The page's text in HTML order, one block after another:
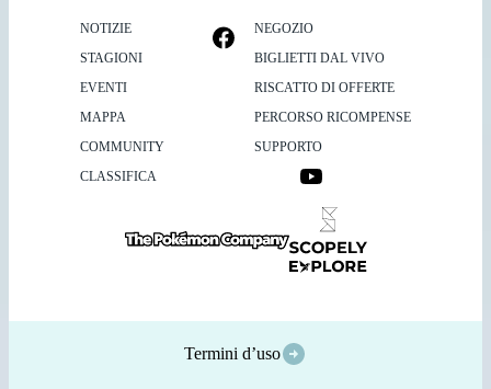
NOTIZIE
STAGIONI
EVENTI
MAPPA
COMMUNITY
CLASSIFICA
NEGOZIO
BIGLIETTI DAL VIVO
RISCATTO DI OFFERTE
PERCORSO RICOMPENSE
SUPPORTO
Termini d’uso